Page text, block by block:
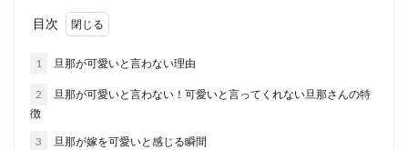
事に育児に仕事に、寝る時間を削って働きます。
目次
1 旦那が可愛いと言わない理由
2
旦那が可愛いと言わない！可愛いと言ってくれない旦那さんの特
徴
3 旦那が嫁を可愛いと感じる瞬間